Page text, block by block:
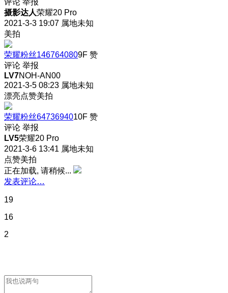
评论 举报
摄影达人荣耀20 Pro
2021-3-3 19:07 属地未知
美拍
荣耀粉丝1467640809F 赞
评论 举报
LV7NOH-AN00
2021-3-5 08:23 属地未知
漂亮点赞美拍
荣耀粉丝6473694010F 赞
评论 举报
LV5荣耀20 Pro
2021-3-6 13:41 属地未知
点赞美拍
正在加载, 请稍候...
发表评论…
19
16
2